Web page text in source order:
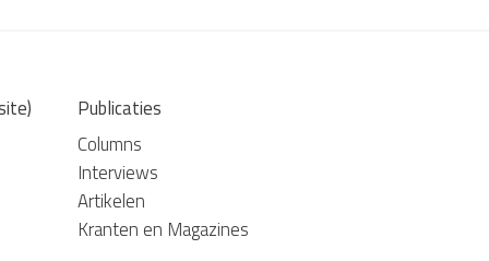
Publicaties
Columns
Interviews
Artikelen
Kranten en Magazines